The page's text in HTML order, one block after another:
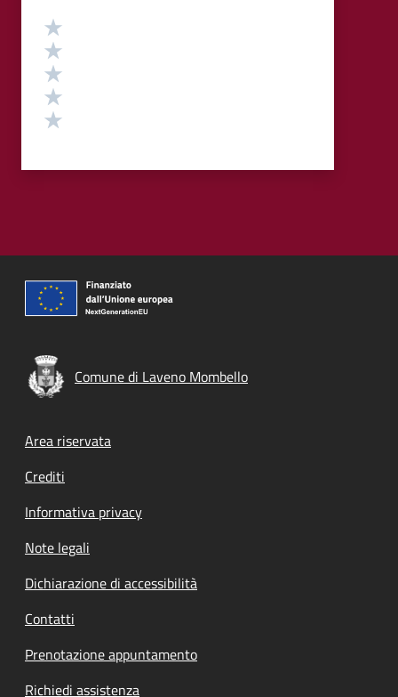
Valutazione
Comune di Laveno Mombello
Footer menu
Area riservata
Crediti
Informativa privacy
Note legali
Dichiarazione di accessibilità
Contatti
Prenotazione appuntamento
Richiedi assistenza